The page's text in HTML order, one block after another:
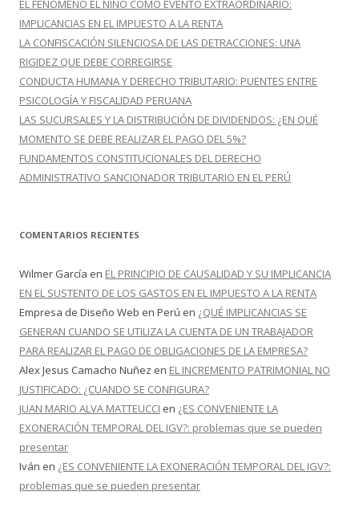
:
EL FENÓMENO EL NIÑO COMO EVENTO EXTRAORDINARIO:
IMPLICANCIAS EN EL IMPUESTO A LA RENTA
LA CONFISCACIÓN SILENCIOSA DE LAS DETRACCIONES: UNA
RIGIDEZ QUE DEBE CORREGIRSE
CONDUCTA HUMANA Y DERECHO TRIBUTARIO: PUENTES ENTRE
PSICOLOGÍA Y FISCALIDAD PERUANA
LAS SUCURSALES Y LA DISTRIBUCIÓN DE DIVIDENDOS: ¿EN QUÉ
MOMENTO SE DEBE REALIZAR EL PAGO DEL 5%?
FUNDAMENTOS CONSTITUCIONALES DEL DERECHO
ADMINISTRATIVO SANCIONADOR TRIBUTARIO EN EL PERÚ
COMENTARIOS RECIENTES
Wilmer García en EL PRINCIPIO DE CAUSALIDAD Y SU IMPLICANCIA
EN EL SUSTENTO DE LOS GASTOS EN EL IMPUESTO A LA RENTA
Empresa de Diseño Web en Perú en ¿QUÉ IMPLICANCIAS SE
GENERAN CUANDO SE UTILIZA LA CUENTA DE UN TRABAJADOR
PARA REALIZAR EL PAGO DE OBLIGACIONES DE LA EMPRESA?
Alex Jesus Camacho Nuñez en EL INCREMENTO PATRIMONIAL NO
JUSTIFICADO: ¿CUANDO SE CONFIGURA?
JUAN MARIO ALVA MATTEUCCI en ¿ES CONVENIENTE LA
EXONERACIÓN TEMPORAL DEL IGV?: problemas que se pueden
presentar
Iván en ¿ES CONVENIENTE LA EXONERACIÓN TEMPORAL DEL IGV?:
problemas que se pueden presentar